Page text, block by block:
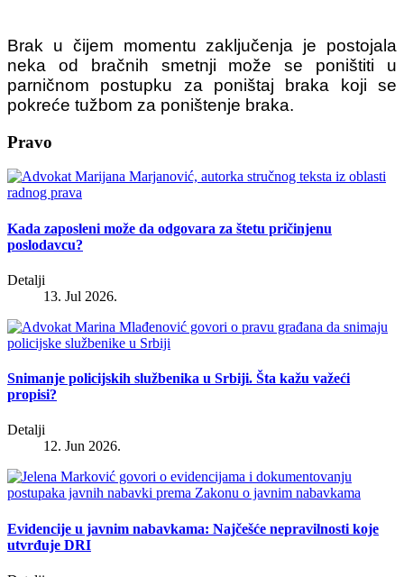
Brak u čijem momentu zaključenja je postojala
neka od bračnih smetnji može se poništiti u
parničnom postupku za poništaj braka koji se
pokreće tužbom za poništenje braka.
Pravo
Kada zaposleni može da odgovara za štetu pričinjenu
poslodavcu?
Detalji
13. Jul 2026.
Snimanje policijskih službenika u Srbiji. Šta kažu važeći
propisi?
Detalji
12. Jun 2026.
Evidencije u javnim nabavkama: Najčešće nepravilnosti koje
utvrđuje DRI